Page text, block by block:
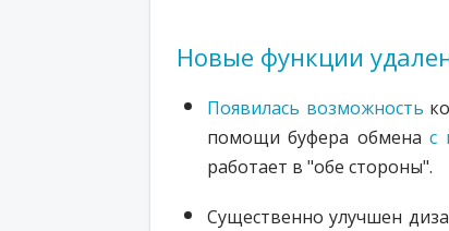
Новые функции
Появилась возможность
помощи буфера обменас
работает в "обе стороны".
Существенно улучшен